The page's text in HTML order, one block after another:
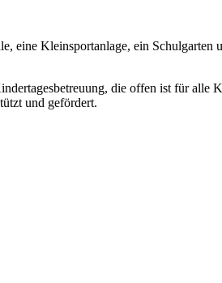
eine Kleinsportanlage, ein Schulgarten
die offen ist für alle
und gefördert.